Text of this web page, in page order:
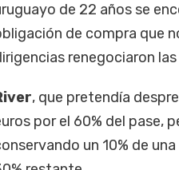
de 22 años se
de compra que
renegociaron
, que pretendía
por el 60% del pase,
un 10% de